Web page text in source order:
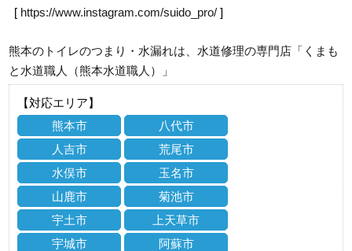
[ https://www.instagram.com/suido_pro/ ]
熊本のトイレのつまり・水漏れは、水道修理の専門店「くまも
と水道職人（熊本水道職人）」
【対応エリア】
熊本市
八代市
人吉市
荒尾市
水俣市
玉名市
山鹿市
菊池市
宇土市
上天草市
宇城市
阿蘇市